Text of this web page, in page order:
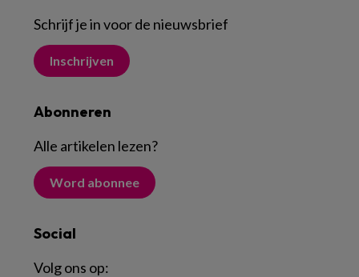
Schrijf je in voor de nieuwsbrief
Inschrijven
Abonneren
Alle artikelen lezen?
Word abonnee
Social
Volg ons op: